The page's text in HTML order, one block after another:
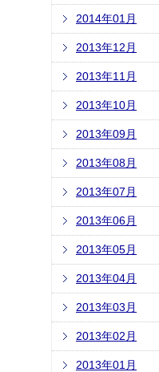
2014年01月
2013年12月
2013年11月
2013年10月
2013年09月
2013年08月
2013年07月
2013年06月
2013年05月
2013年04月
2013年03月
2013年02月
2013年01月